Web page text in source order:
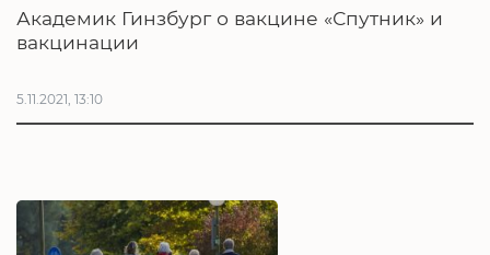
Академик Гинзбург о вакцине «Спутник» и
вакцинации
5.11.2021, 13:10